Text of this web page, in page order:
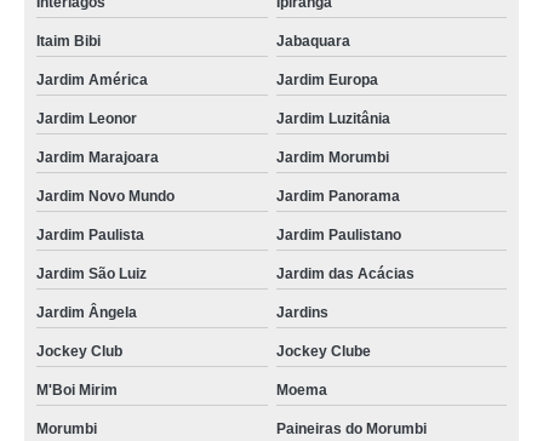
Itaim Bibi Jabaquara
Jardim América Jardim Europa
Jardim Leonor Jardim Luzitânia
Jardim Marajoara Jardim Morumbi
Jardim Novo Mundo Jardim Panorama
Jardim Paulista Jardim Paulistano
Jardim São Luiz Jardim das Acácias
Jardim Ângela Jardins
Jockey Club Jockey Clube
M'Boi Mirim Moema
Morumbi Paineiras do Morumbi